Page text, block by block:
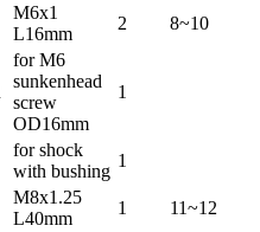
M6x1
L16mm
2 8~10
for M6
sunkenhead
screw
OD16mm
1
for shock
with bushing
1
M8x1.25
L40mm
1 11~12